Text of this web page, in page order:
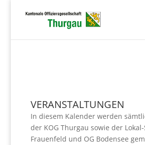
VERANSTALTUNGEN
In diesem Kalender werden
der KOG Thurgau sowie der
Frauenfeld und OG Bodensee